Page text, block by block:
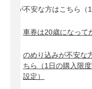
安な方はこちら（1日の
車券は20歳になって
のめり込みが不安な
ちら
（1日の購入限
設定）